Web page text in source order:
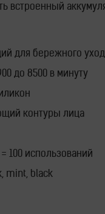
встроенный
для бережного
до 8500 в минуту
контуры лица
100 использований
mint, black